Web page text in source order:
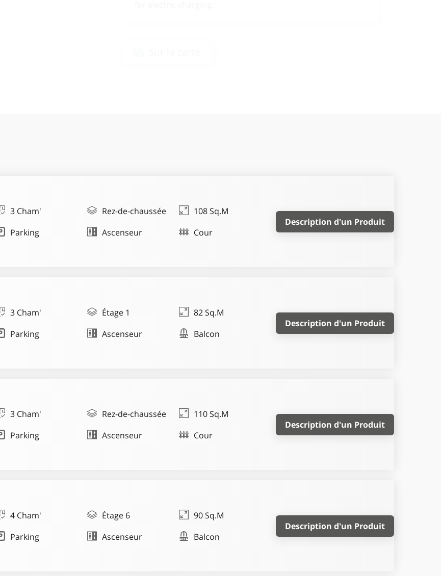
3 Cham' Rez-de-chaussée
108 Sq.M
Parking
Ascenseur Cour
Description d'un Produit
3 Cham' Étage 1
82 Sq.M
Parking
Ascenseur Balcon
Description d'un Produit
3 Cham' Rez-de-chaussée
110 Sq.M
Parking
Ascenseur Cour
Description d'un Produit
4 Cham' Étage 6
90 Sq.M
Parking
Ascenseur Balcon
Description d'un Produit